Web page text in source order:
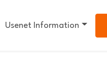
Usenet Information